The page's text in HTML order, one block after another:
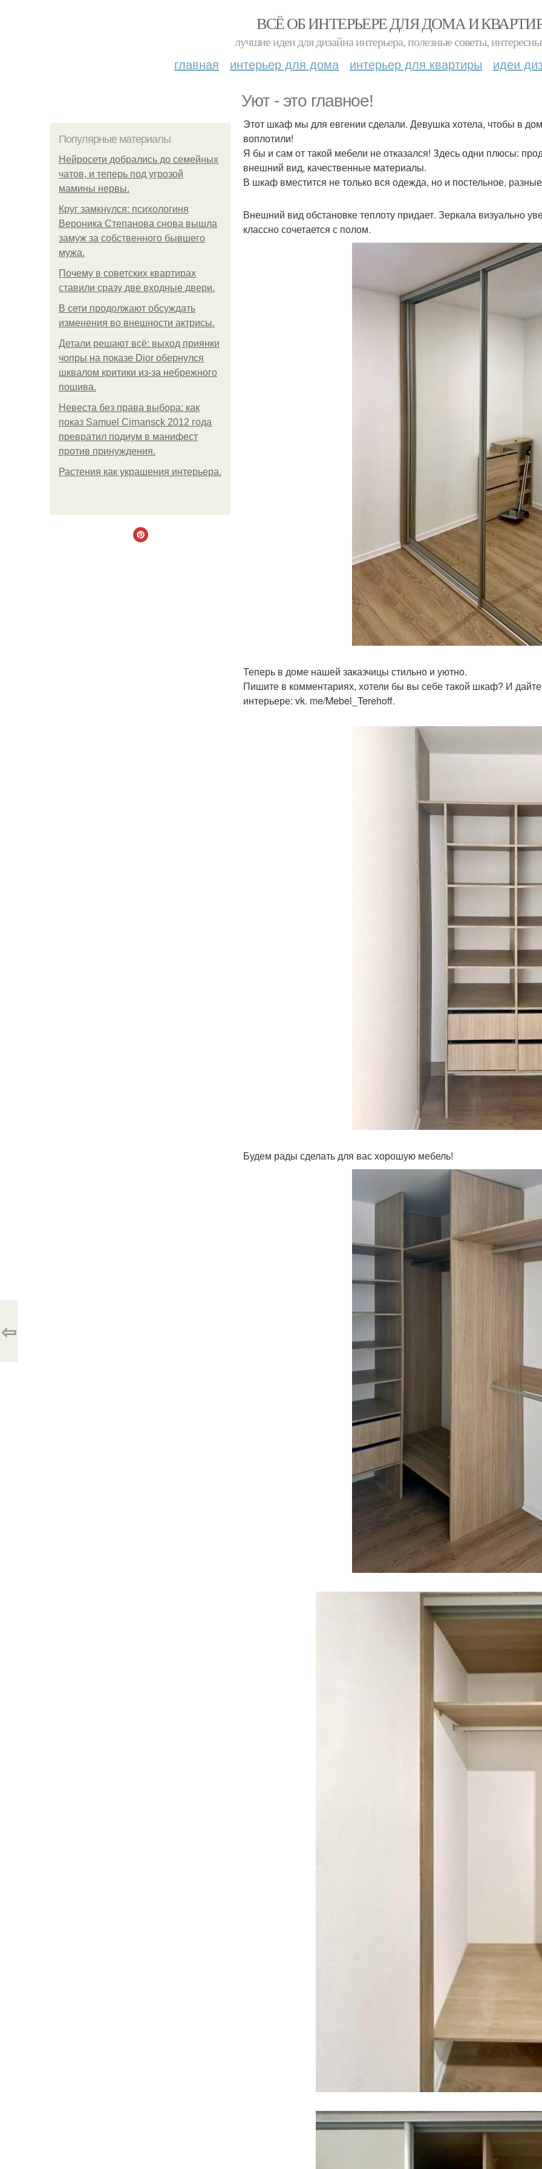
ВСЁ ОБ ИНТЕРЬЕРЕ ДЛЯ ДОМА И
лучшие идеи для дизайна интерьера, полезные советы,
главная интерьер для дома интерьер для квартиры идеи
Уют - это главное!
Популярные материалы
Нейросети добрались до семейных
чатов, и теперь под угрозой
мамины нервы.
Круг замкнулся: психологиня
Вероника Степанова снова вышла
замуж за собственного бывшего
мужа.
Почему в советских квартирах
ставили сразу две входные двери.
В сети продолжают обсуждать
изменения во внешности актрисы.
Детали решают всё: выход приянки
чопры на показе Dior обернулся
шквалом критики из-за небрежного
пошива.
Невеста без права выбора: как
показ Samuel Cirnansck 2012 года
превратил подиум в манифест
против принуждения.
Растения как украшения интерьера.
Этот шкаф мы для евгении сделали. Девушка хотела, чтобы в
воплотили!
Я бы и сам от такой мебели не отказался! Здесь одни плюсы:
внешний вид, качественные материалы.
В шкаф вместится не только вся одежда, но и постельное,
Внешний вид обстановке теплоту придает. Зеркала визуально
классно сочетается с полом.
Теперь в доме нашей заказчицы стильно и уютно.
Пишите в комментариях, хотели бы вы себе такой шкаф? И
интерьере: vk. me/Mebel_Terehoff.
Будем рады сделать для вас хорошую мебель!
⇦